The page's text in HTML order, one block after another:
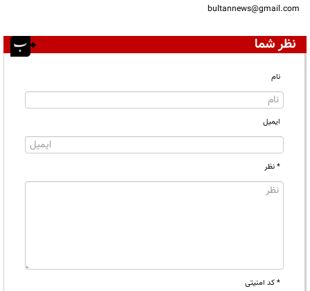
bultannews@gmail.com
نظر شما
نام
ایمیل
* نظر
* کد امنیتی